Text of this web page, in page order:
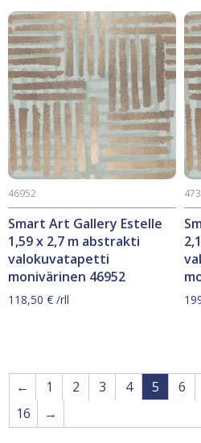
Smart Art Gallery Estelle
1,59 x 2,7 m abstrakti
valokuvatapetti
monivärinen 46952
46952
118,50 € /rll
← 1 2 3 4 5 6
16
→